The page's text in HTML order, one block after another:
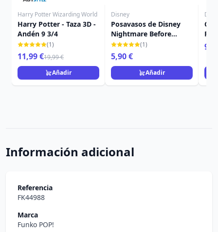
Harry Potter Wizarding World
Harry Potter - Taza 3D -
Andén 9 3/4
(1)
11,99 €19,99 €
Añadir
Disney
Posavasos de Disney
Nightmare Before
Christmas(1)
5,90 €
Añadir
Información adicional
Referencia
FK44988
Marca
Funko POP!